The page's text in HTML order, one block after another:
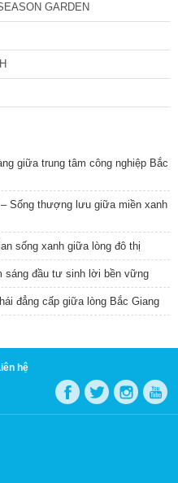
GARDEN
giữa trung tâm công nghiệp Bắc
Sống thượng lưu giữa miền xanh
sống xanh giữa lòng đô thị
sáng đầu tư sinh lời bền vững
đẳng cấp giữa lòng Bắc Giang
hệ